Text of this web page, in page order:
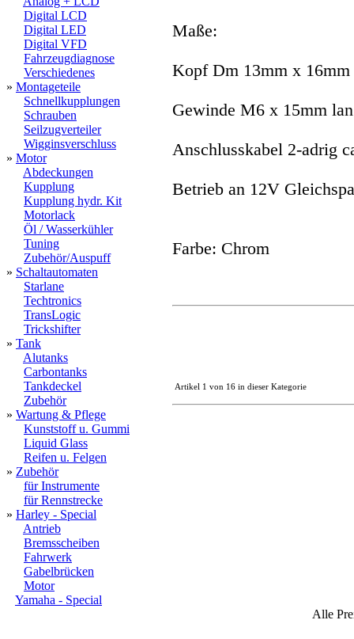
Digital LCD
Digital LED
Digital VFD
Fahrzeugdiagnose
Verschiedenes
» Montageteile
Schnellkupplungen
Schrauben
Seilzugverteiler
Wigginsverschluss
» Motor
Abdeckungen
Kupplung
Kupplung hydr. Kit
Motorlack
Öl / Wasserkühler
Tuning
Zubehör/Auspuff
» Schaltautomaten
Starlane
Techtronics
TransLogic
Trickshifter
» Tank
Alutanks
Carbontanks
Tankdeckel
Zubehör
» Wartung & Pflege
Kunststoff u. Gummi
Liquid Glass
Reifen u. Felgen
» Zubehör
für Instrumente
für Rennstrecke
» Harley - Special
Antrieb
Bremsscheiben
Fahrwerk
Gabelbrücken
Motor
Yamaha - Special
Maße:
Kopf Dm 13mm x 16mm
Gewinde M6 x 15mm
Anschlusskabel 2-adrig
Betrieb an 12V
Farbe: Chrom
Artikel 1 von 16 in dieser Kategorie
Alle